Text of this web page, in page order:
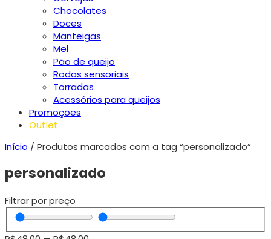
Chocolates
Doces
Manteigas
Mel
Pão de queijo
Rodas sensoriais
Torradas
Acessórios para queijos
Promoções
Outlet
Início / Produtos marcados com a tag “personalizado”
personalizado
Filtrar por preço